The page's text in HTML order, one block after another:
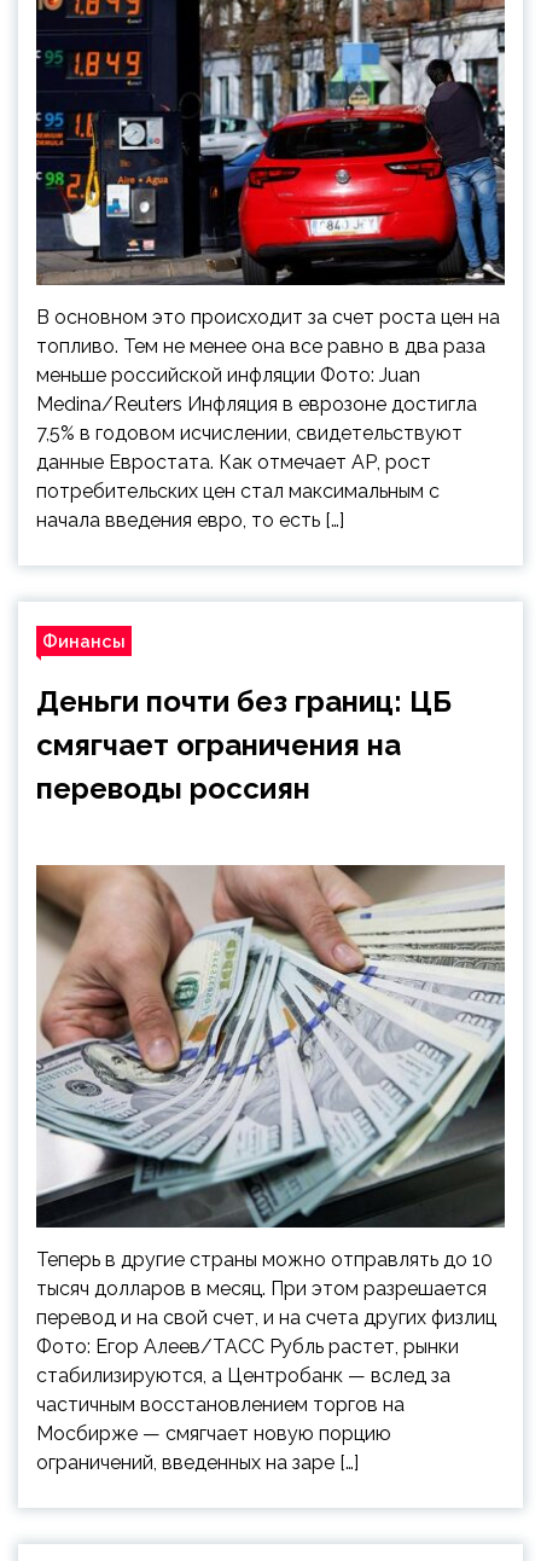
В основном это происходит за счет роста цен на
топливо. Тем не менее она все равно в два раза
меньше российской инфляции Фото: Juan
Medina/Reuters Инфляция в еврозоне достигла
7,5% в годовом исчислении, свидетельствуют
данные Евростата. Как отмечает АР, рост
потребительских цен стал максимальным с
начала введения евро, то есть […]
Финансы
Деньги почти без границ: ЦБ
смягчает ограничения на
переводы россиян
Теперь в другие страны можно отправлять до 10
тысяч долларов в месяц. При этом разрешается
перевод и на свой счет, и на счета других физлиц
Фото: Егор Алеев/ТАСС Рубль растет, рынки
стабилизируются, а Центробанк — вслед за
частичным восстановлением торгов на
Мосбирже — смягчает новую порцию
ограничений, введенных на заре […]